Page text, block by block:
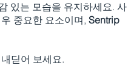
있는 모습을 유지하세요. 사
중요한 요소이며, Sentrip
딛어 보세요.